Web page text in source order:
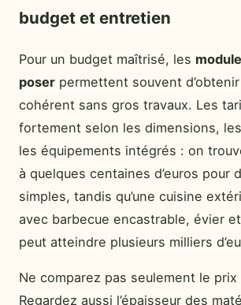
budget et entretien
Pour un budget maîtrisé, les
poser permettent souvent
cohérent sans gros travaux. Les
fortement selon les dimensions,
les équipements intégrés : on
à quelques centaines d’euros pour
simples, tandis qu’une cuisine
avec barbecue encastrable, évier
peut atteindre plusieurs milliers
Ne comparez pas seulement le prix
Regardez aussi l’épaisseur des